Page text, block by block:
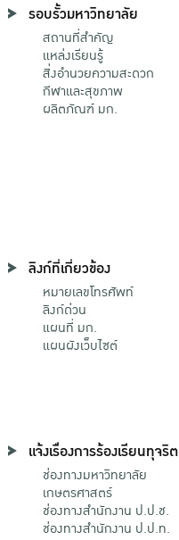
รอบรั้วมหาวิทยาลัย
สถานที่สำคัญ
แหล่งเรียนรู้
สิ่งอำนวยความสะดวก
กีฬาและสุขภาพ
ผลิตภัณฑ์ มก.
ลิงก์ที่เกี่ยวข้อง
หมายเลขโทรศัพท์
ลิงก์ด่วน
แผนที่ มก.
แผนผังเว็บไซต์
แจ้งเรื่องการร้องเรียนทุจริต
ช่องทางมหาวิทยาลัย
เกษตรศาสตร์
ช่องทางสำนักงาน ป.ป.ช.
ช่องทางสำนักงาน ป.ป.ท.